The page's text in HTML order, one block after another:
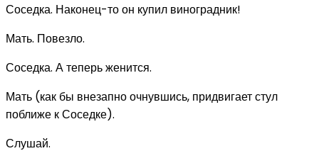
Соседка. Наконец-то он купил виноградник!
Мать. Повезло.
Соседка. А теперь женится.
Мать (как бы внезапно очнувшись, придвигает стул
поближе к Соседке).
Слушай.